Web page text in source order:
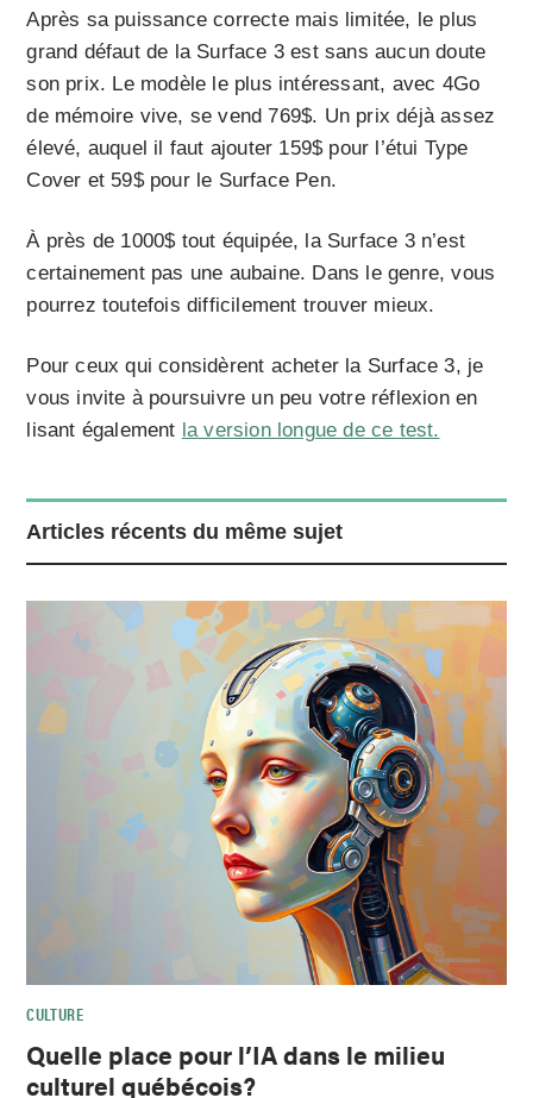
Après sa puissance correcte mais limitée, le plus
grand défaut de la Surface 3 est sans aucun doute
son prix. Le modèle le plus intéressant, avec 4Go
de mémoire vive, se vend 769$. Un prix déjà assez
élevé, auquel il faut ajouter 159$ pour l’étui Type
Cover et 59$ pour le Surface Pen.
À près de 1000$ tout équipée, la Surface 3 n’est
certainement pas une aubaine. Dans le genre, vous
pourrez toutefois difficilement trouver mieux.
Pour ceux qui considèrent acheter la Surface 3, je
vous invite à poursuivre un peu votre réflexion en
lisant également la version longue de ce test.
Articles récents du même sujet
CULTURE
Quelle place pour l’IA dans le milieu
culturel québécois?